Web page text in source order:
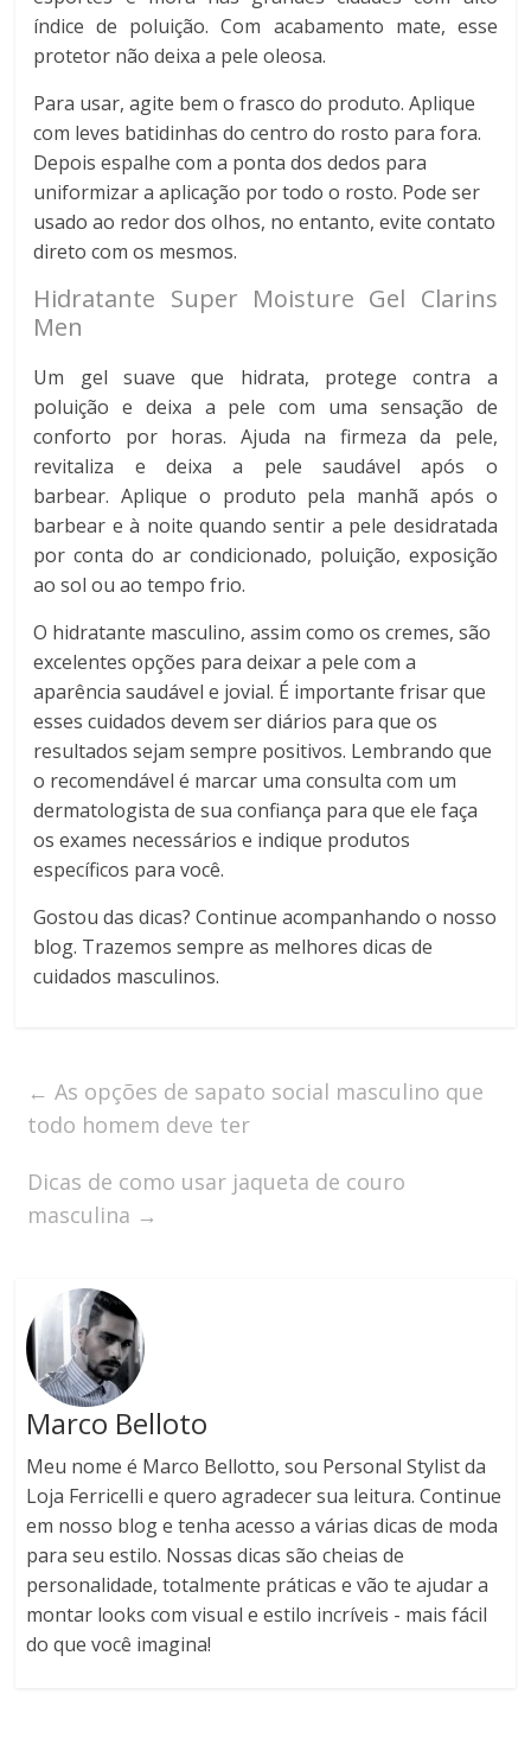
índice de poluição. Com acabamento mate, esse
protetor não deixa a pele oleosa.
Para usar, agite bem o frasco do produto. Aplique
com leves batidinhas do centro do rosto para fora.
Depois espalhe com a ponta dos dedos para
uniformizar a aplicação por todo o rosto. Pode ser
usado ao redor dos olhos, no entanto, evite contato
direto com os mesmos.
Hidratante Super Moisture Gel Clarins
Men
Um gel suave que hidrata, protege contra a
poluição e deixa a pele com uma sensação de
conforto por horas. Ajuda na firmeza da pele,
revitaliza e deixa a pele saudável após o
barbear. Aplique o produto pela manhã após o
barbear e à noite quando sentir a pele desidratada
por conta do ar condicionado, poluição, exposição
ao sol ou ao tempo frio.
O hidratante masculino, assim como os cremes, são
excelentes opções para deixar a pele com a
aparência saudável e jovial. É importante frisar que
esses cuidados devem ser diários para que os
resultados sejam sempre positivos. Lembrando que
o recomendável é marcar uma consulta com um
dermatologista de sua confiança para que ele faça
os exames necessários e indique produtos
específicos para você.
Gostou das dicas? Continue acompanhando o nosso
blog. Trazemos sempre as melhores dicas de
cuidados masculinos.
← As opções de sapato social masculino que
todo homem deve ter
Dicas de como usar jaqueta de couro
masculina →
Marco Belloto
Meu nome é Marco Bellotto, sou Personal Stylist da
Loja Ferricelli e quero agradecer sua leitura. Continue
em nosso blog e tenha acesso a várias dicas de moda
para seu estilo. Nossas dicas são cheias de
personalidade, totalmente práticas e vão te ajudar a
montar looks com visual e estilo incríveis - mais fácil
do que você imagina!